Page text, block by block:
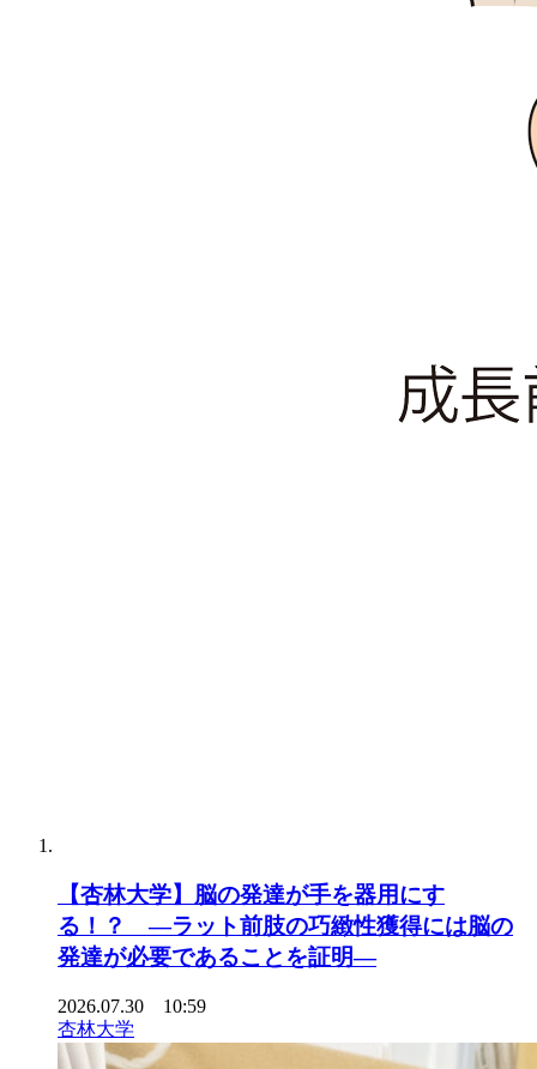
【杏林大学】脳の発達が手を器用にす
る！？ ―ラット前肢の巧緻性獲得には脳の
発達が必要であることを証明―
2026.07.30 10:59
杏林大学